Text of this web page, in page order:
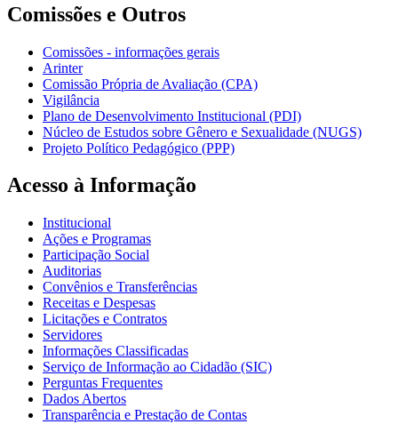
Comissões e Outros
Comissões - informações gerais
Arinter
Comissão Própria de Avaliação (CPA)
Vigilância
Plano de Desenvolvimento Institucional (PDI)
Núcleo de Estudos sobre Gênero e Sexualidade (NUGS)
Projeto Político Pedagógico (PPP)
Acesso à Informação
Institucional
Ações e Programas
Participação Social
Auditorias
Convênios e Transferências
Receitas e Despesas
Licitações e Contratos
Servidores
Informações Classificadas
Serviço de Informação ao Cidadão (SIC)
Perguntas Frequentes
Dados Abertos
Transparência e Prestação de Contas